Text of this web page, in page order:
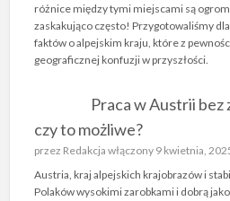
różnice między tymi miejscami są
zaskakująco często! Przygotowaliśmy
faktów o alpejskim kraju, które z
geograficznej konfuzji w przyszłości.
Praca w Austrii bez
czy to możliwe?
przez Redakcja włączony 9 kwietnia,
Austria, kraj alpejskich krajobrazów i
Polaków wysokimi zarobkami i dobrą